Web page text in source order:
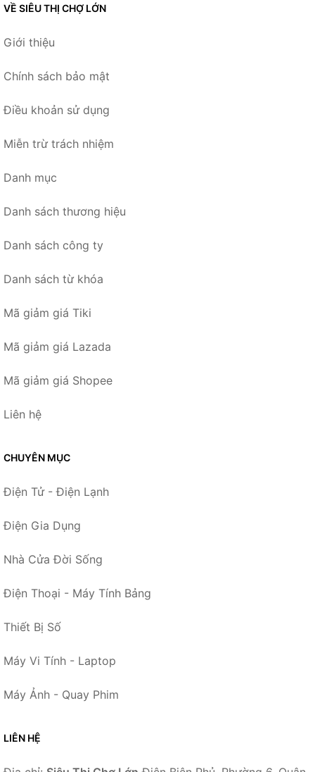
VỀ SIÊU THỊ CHỢ LỚN
Giới thiệu
Chính sách bảo mật
Điều khoản sử dụng
Miễn trừ trách nhiệm
Danh mục
Danh sách thương hiệu
Danh sách công ty
Danh sách từ khóa
Mã giảm giá Tiki
Mã giảm giá Lazada
Mã giảm giá Shopee
Liên hệ
CHUYÊN MỤC
Điện Tử - Điện Lạnh
Điện Gia Dụng
Nhà Cửa Đời Sống
Điện Thoại - Máy Tính Bảng
Thiết Bị Số
Máy Vi Tính - Laptop
Máy Ảnh - Quay Phim
LIÊN HỆ